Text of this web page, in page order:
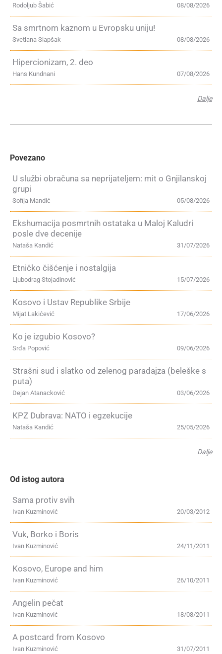
08/08/2026
Rodoljub Šabić
Sa smrtnom kaznom u Evropsku uniju!
08/08/2026
Svetlana Slapšak
Hipercionizam, 2. deo
07/08/2026
Hans Kundnani
Dalje
Povezano
U službi obračuna sa neprijateljem: mit o Gnjilanskoj
grupi
05/08/2026
Sofija Mandić
Ekshumacija posmrtnih ostataka u Maloj Kaludri
posle dve decenije
31/07/2026
Nataša Kandić
Etničko čišćenje i nostalgija
15/07/2026
Ljubodrag Stojadinović
Kosovo i Ustav Republike Srbije
17/06/2026
Mijat Lakićević
Ko je izgubio Kosovo?
09/06/2026
Srđa Popović
Strašni sud i slatko od zelenog paradajza (beleške s
puta)
03/06/2026
Dejan Atanacković
KPZ Dubrava: NATO i egzekucije
25/05/2026
Nataša Kandić
Dalje
Od istog autora
Sama protiv svih
20/03/2012
Ivan Kuzminović
Vuk, Borko i Boris
24/11/2011
Ivan Kuzminović
Kosovo, Europe and him
26/10/2011
Ivan Kuzminović
Angelin pečat
18/08/2011
Ivan Kuzminović
A postcard from Kosovo
31/07/2011
Ivan Kuzminović